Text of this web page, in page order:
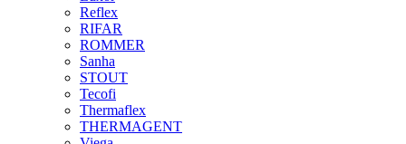
Reflex
RIFAR
ROMMER
Sanha
STOUT
Tecofi
Thermaflex
THERMAGENT